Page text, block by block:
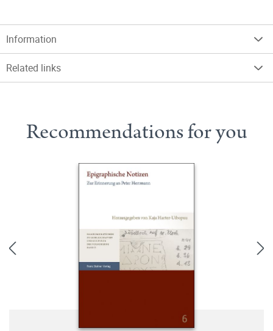
Information
Related links
Recommendations for you